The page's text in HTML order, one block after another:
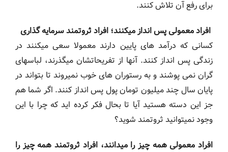
برای رفع آن تلاش کنند.
افراد معمولی پس انداز میکنند؛ افراد ثروتمند سرمایه گذاری
کسانی که درآمد های پایین دارند معمولا سعی میکنند در
زندگی پس انداز کنند. آنها از تفریحاتشان میگذرند، لباسهای
گران نمی پوشند و به رستوران های خوب نمیروند تا بتواند در
پایان سال چند میلیون تومان پول پس انداز کنند. اگر شما هم
جز این دسته هستید آیا تا بحال فکر کرده اید که چرا با این
وجود نمیتوانید ثروتمند شوید؟
افراد معمولی همه چیز را میدانند، افراد ثروتمند همه چیز را